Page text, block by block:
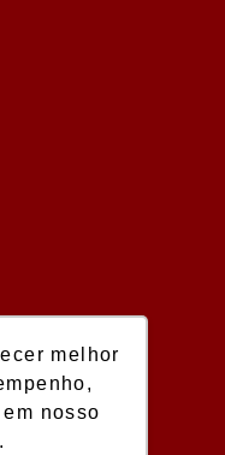
melhor
nosso